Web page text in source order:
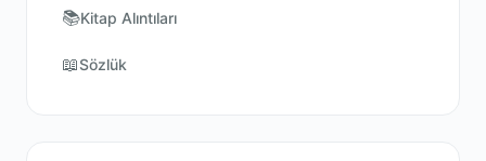
📚Kitap Alıntıları
📖Sözlük